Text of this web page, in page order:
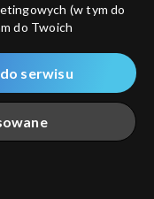
do życia po
(w tym do
do Twoich
udostępnianie
przez
zwanych dalej
za pomocą
serwisu